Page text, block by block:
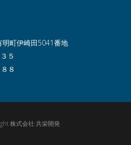
町伊崎田5041番地
５
８
株式会社 共栄開発